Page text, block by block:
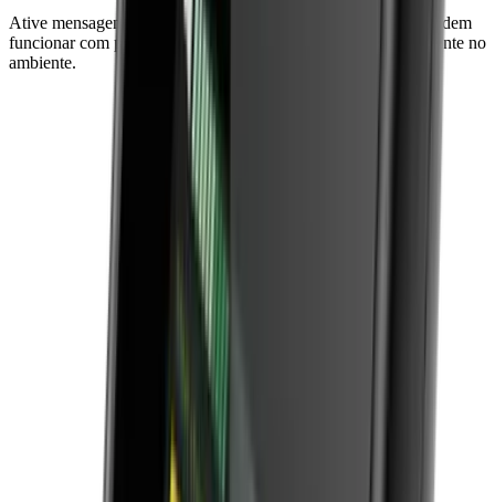
Ative mensagens apontando e clicando num alvo. Os alvos podem
funcionar com pilhas AA durante anos e integrar-se perfeitamente no
ambiente.